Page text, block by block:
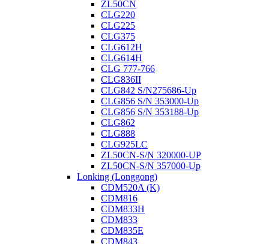
ZL50CN
CLG220
CLG225
CLG375
CLG612H
CLG614H
CLG 777-766
CLG836II
CLG842 S/N275686-Up
CLG856 S/N 353000-Up
CLG856 S/N 353188-Up
CLG862
CLG888
CLG925LC
ZL50CN-S/N 320000-UP
ZL50CN-S/N 357000-Up
Lonking (Longgong)
CDM520A (K)
CDM816
CDM833H
CDM833
CDM835E
CDM843